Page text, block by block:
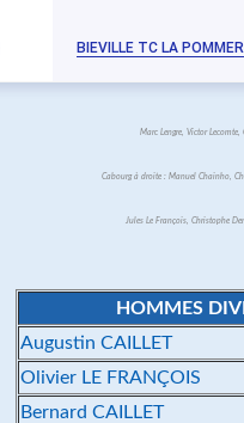
BIEVILLE TC LA
Marc Lengre, Victor
Cabourg à droite : Manuel Chainho,
Jules Le François, Christophe
HOMMES
Augustin CAILLET
Olivier LE FRANÇOIS
Bernard CAILLET